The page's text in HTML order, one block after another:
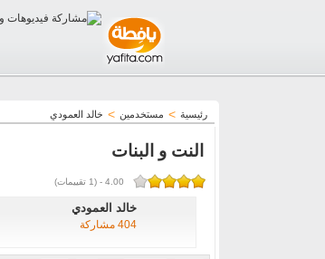
رئيسية > مستخدمين > خالد العمودي
النت و البنات
4.00
-
(
1 تقييمات)
خالد العمودي
404 مشاركة